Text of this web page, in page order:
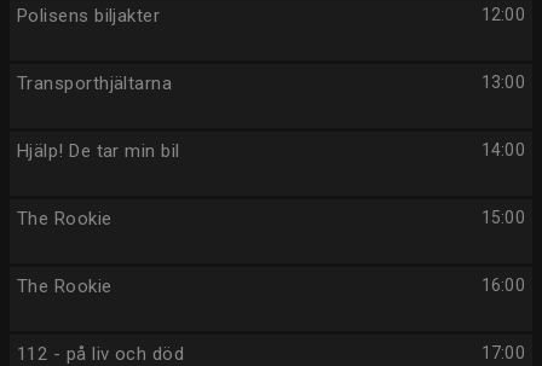
12:00
Polisens biljakter
13:00
Transporthjältarna
14:00
Hjälp! De tar min bil
15:00
The Rookie
16:00
The Rookie
17:00
112 - på liv och död